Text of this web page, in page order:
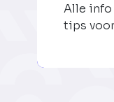
Alle info
tips